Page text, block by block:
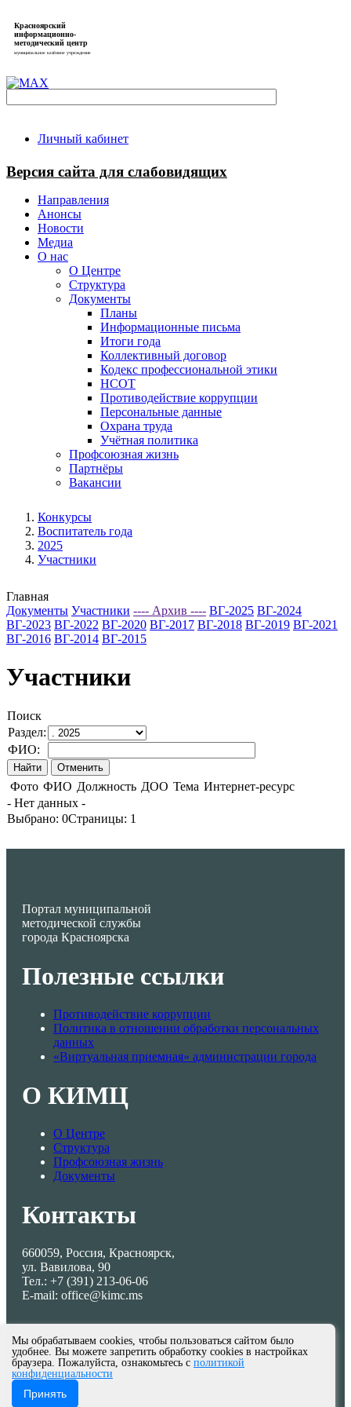
Красноярский
информационно-
методический центр
муниципальное казённое учреждение
Личный кабинет
Версия сайта для слабовидящих
Направления
Анонсы
Новости
Медиа
О нас
О Центре
Структура
Документы
Планы
Информационные письма
Итоги года
Коллективный договор
Кодекс профессиональной этики
НСОТ
Противодействие коррупции
Персональные данные
Охрана труда
Учётная политика
Профсоюзная жизнь
Партнёры
Вакансии
Конкурсы
Воспитатель года
2025
Участники
Главная
Документы Участники ---- Архив ---- ВГ-2025 ВГ-2024
ВГ-2023 ВГ-2022 ВГ-2020 ВГ-2017 ВГ-2018 ВГ-2019 ВГ-2021
ВГ-2016 ВГ-2014 ВГ-2015
Участники
Поиск
Раздел:
ФИО:
Фото ФИО Должность ДОО Тема Интернет-ресурс
- Нет данных -
Выбрано: 0Страницы: 1
Портал муниципальной
методической службы
города Красноярска
Полезные ссылки
Противодействие коррупции
Политика в отношении обработки персональных
данных
«Виртуальная приемная» администрации города
О КИМЦ
О Центре
Структура
Профсоюзная жизнь
Документы
Контакты
660059, Россия, Красноярск,
ул. Вавилова, 90
Тел.: +7 (391) 213-06-06
E-mail: office@kimc.ms
© МКУ КИМЦ 2013-2026
Мы обрабатываем cookies, чтобы пользоваться сайтом было
удобнее. Вы можете запретить обработку cookies в настройках
браузера. Пожалуйста, ознакомьтесь с политикой
конфиденциальности
Принять